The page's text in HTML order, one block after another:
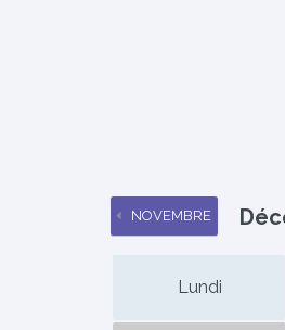
NOVEMBRE
Lundi